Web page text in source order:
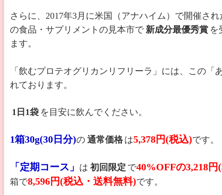
さらに、2017年3月に米国（アナハイム）で開催さ
の食品・サプリメントの見本市で 新成分最優秀賞 を
ます。
「飲むプロテオグリカンリフリーラ」には、この「
れております。
1日1袋 を目安に飲んでください。
1箱30g(30日分)の 通常価格 は5,378円(税込)です。
「定期コース」 は 初回限定 で40%OFFの3,218
箱で8,596円(税込・送料無料)です。